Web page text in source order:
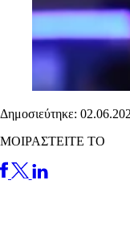
Δημοσιεύτηκε:
ΜΟΙΡΑΣΤΕΙΤΕ ΤΟ